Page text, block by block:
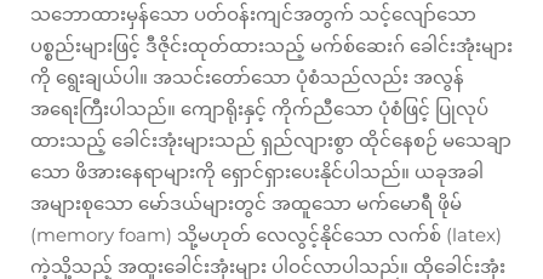
သဘောထားမှန်သော ပတ်ဝန်းကျင်အတွက် သင့်လျော်သော
ပစ္စည်းများဖြင့် ဒီဇိုင်းထုတ်ထားသည့် မက်စ်ဆေးဂ် ခေါင်းအုံးများ
ကို ရွေးချယ်ပါ။ အသင်းတော်သော ပုံစံသည်လည်း အလွန်
အရေးကြီးပါသည်။ ကျောရိုးနှင့် ကိုက်ညီသော ပုံစံဖြင့် ပြုလုပ်
ထားသည့် ခေါင်းအုံးများသည် ရှည်လျားစွာ ထိုင်နေစဉ် မသေချာ
သော ဖိအားနေရာများကို ရှောင်ရှားပေးနိုင်ပါသည်။ ယခုအခါ
အများစုသော မော်ဒယ်များတွင် အထူသော မက်မောရီ ဖိုမ်
(memory foam) သို့မဟုတ် လေလွင့်နိုင်သော လက်စ် (latex)
ကဲ့သို့သည့် အထူးခေါင်းအုံးများ ပါဝင်လာပါသည်။ ထိုခေါင်းအုံး